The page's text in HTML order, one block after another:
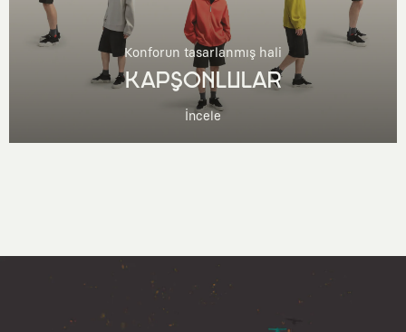
Konforun tasarlanmış hali
KAPŞONLULAR
İncele